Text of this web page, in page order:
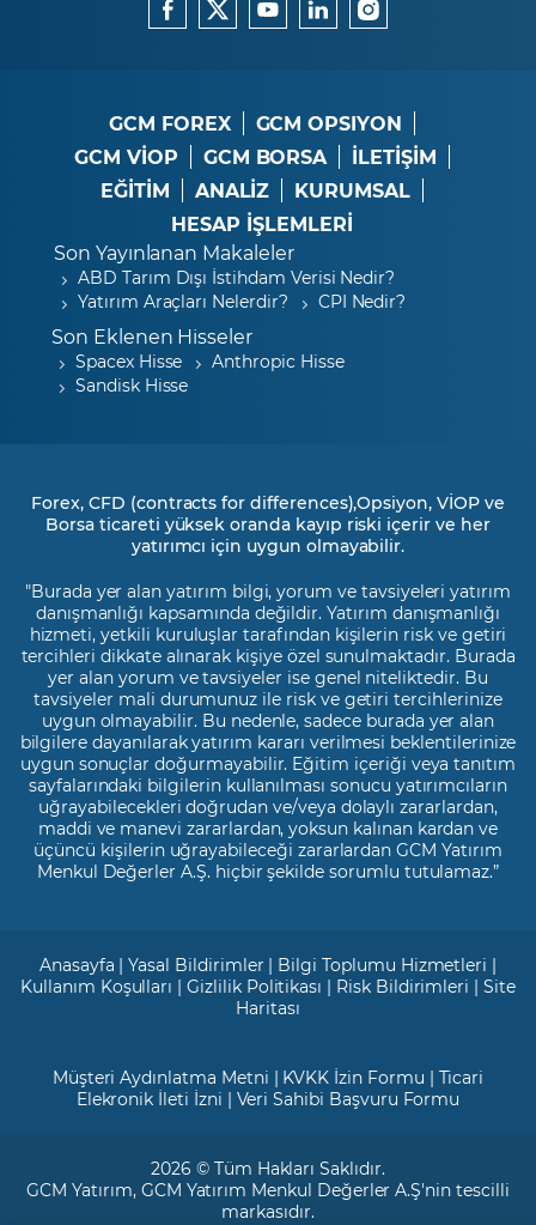
GCM FOREX
GCM OPSIYON
GCM VİOP
GCM BORSA
İLETİŞİM
EĞİTİM
ANALİZ
KURUMSAL
HESAP İŞLEMLERİ
Son Yayınlanan Makaleler
ABD Tarım Dışı İstihdam Verisi Nedir?
Yatırım Araçları Nelerdir?
CPI Nedir?
Son Eklenen Hisseler
Spacex Hisse
Anthropic Hisse
Sandisk Hisse
Forex, CFD (contracts for differences),Opsiyon, VİOP ve
Borsa ticareti yüksek oranda kayıp riski içerir ve her
yatırımcı için uygun olmayabilir.
"Burada yer alan yatırım bilgi, yorum ve tavsiyeleri yatırım
danışmanlığı kapsamında değildir. Yatırım danışmanlığı
hizmeti, yetkili kuruluşlar tarafından kişilerin risk ve getiri
tercihleri dikkate alınarak kişiye özel sunulmaktadır. Burada
yer alan yorum ve tavsiyeler ise genel niteliktedir. Bu
tavsiyeler mali durumunuz ile risk ve getiri tercihlerinize
uygun olmayabilir. Bu nedenle, sadece burada yer alan
bilgilere dayanılarak yatırım kararı verilmesi beklentilerinize
uygun sonuçlar doğurmayabilir. Eğitim içeriği veya tanıtım
sayfalarındaki bilgilerin kullanılması sonucu yatırımcıların
uğrayabilecekleri doğrudan ve/veya dolaylı zararlardan,
maddi ve manevi zararlardan, yoksun kalınan kardan ve
üçüncü kişilerin uğrayabileceği zararlardan GCM Yatırım
Menkul Değerler A.Ş. hiçbir şekilde sorumlu tutulamaz.”
Anasayfa |Yasal Bildirimler | Bilgi Toplumu Hizmetleri |
Kullanım Koşulları |Gizlilik Politikası | Risk Bildirimleri |Site
Haritası
Müşteri Aydınlatma Metni | KVKK İzin Formu | Ticari
Elekronik İleti İzni | Veri Sahibi Başvuru Formu
2026 © Tüm Hakları Saklıdır.
GCM Yatırım, GCM Yatırım Menkul Değerler A.Ş'nin tescilli
markasıdır.